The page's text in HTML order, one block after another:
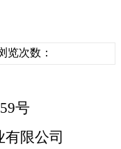
览次数：
号
限公司